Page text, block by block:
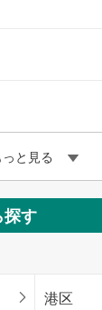
っと見る
す
港区